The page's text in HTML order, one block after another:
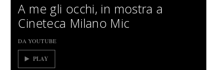
A me gli occhi, in mostra a
Cineteca Milano Mic
DA YOUTUBE
PLAY